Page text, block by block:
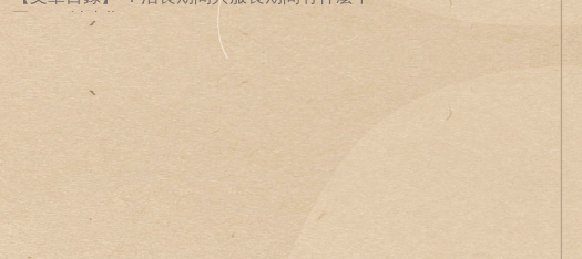
同？ ．治喪期...